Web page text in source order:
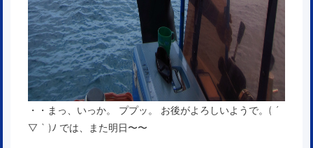
・・まっ、いっか。 ププッ。 お後がよろしいようで。( ´
▽ ` )ﾉ では、また明日〜〜